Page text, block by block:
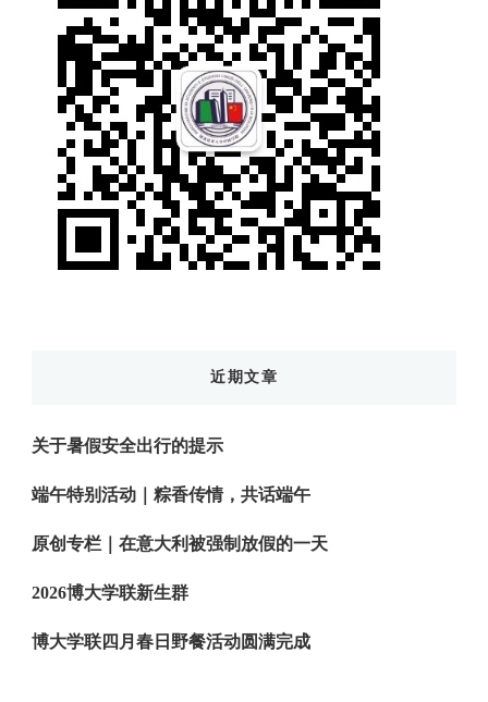
近期文章
关于暑假安全出行的提示
端午特别活动｜粽香传情，共话端午
原创专栏｜在意大利被强制放假的一天
2026博大学联新生群
博大学联四月春日野餐活动圆满完成